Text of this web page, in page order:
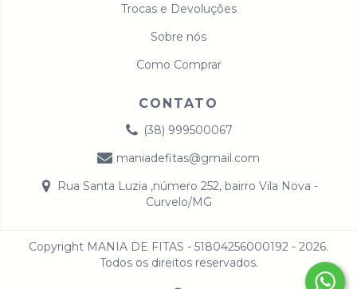
Trocas e Devoluções
Sobre nós
Como Comprar
CONTATO
(38) 999500067
maniadefitas@gmail.com
Rua Santa Luzia ,número 252, bairro Vila Nova -
Curvelo/MG
Copyright MANIA DE FITAS - 51804256000192 - 2026.
Todos os direitos reservados.